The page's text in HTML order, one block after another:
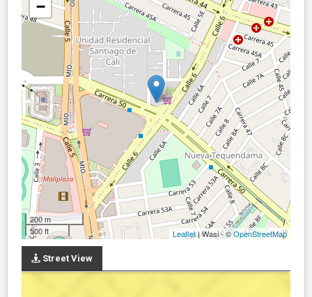
−
200 m
500 ft
Leaflet| Wasi - ©OpenStreetMap
Street View